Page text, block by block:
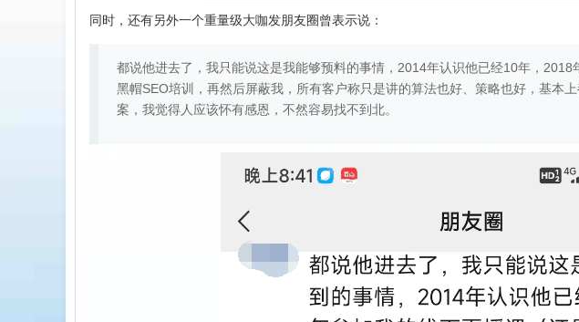
同时，还有另外一个重量级大咖发朋友圈曾表示说：
都说他进去了，我只能说这是我能够预料的事情，2014年认识他已经10年，
黑帽SEO培训，再然后屏蔽我，所有客户称只是讲的算法也好、策略也好，基本
案，我觉得人应该怀有感恩，不然容易找不到北。